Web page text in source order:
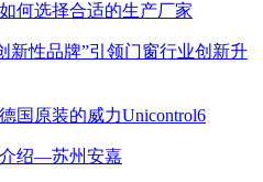
何选择合适的生产厂家
新性品牌”引领门窗行业创新升
国原装的威力Unicontrol6
绍—苏州安嘉